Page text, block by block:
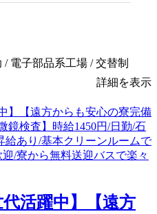
電子部品系工場 / 交替制
詳細を表示
代活躍中】【遠方